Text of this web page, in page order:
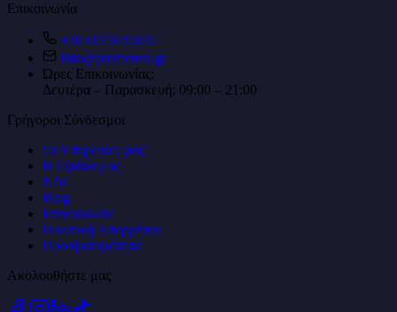
Επικοινωνία
+30 6973635835
info@promoters.gr
Ώρες Επικοινωνίας:
Δευτέρα – Παρασκευή: 09:00 – 21:00
Γρήγοροι Σύνδεσμοι
Οι Υπηρεσίες μας
Η Ομάδα μας
Νέα
Blog
Επικοινωνία
Πολιτική Απορρήτου
Προσβασιμότητα
Ακολουθήστε μας